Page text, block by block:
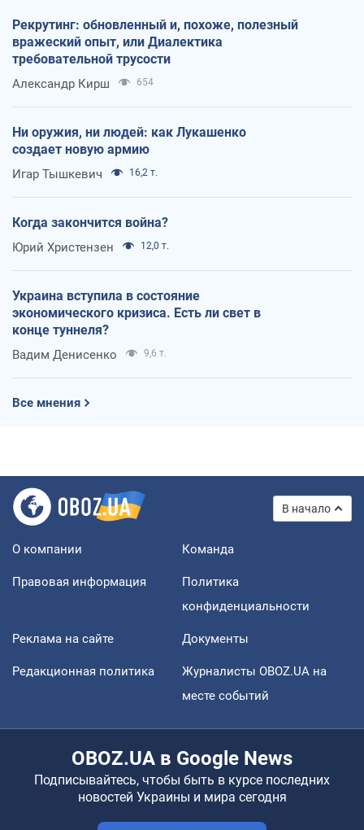
Рекрутинг: обновленный и, похоже, полезный
вражеский опыт, или Диалектика
требовательной трусости
Александр Кирш 654
Ни оружия, ни людей: как Лукашенко
создает новую армию
Игар Тышкевич 16,2 т.
Когда закончится война?
Юрий Христензен 12,0 т.
Украина вступила в состояние
экономического кризиса. Есть ли свет в
конце туннеля?
Вадим Денисенко 9,6 т.
Все мнения
В начало
О компании Команда
Правовая информация
Политика
конфиденциальности
Реклама на сайте Документы
Редакционная политика
Журналисты OBOZ.UA на
месте событий
OBOZ.UA в Google News
Подписывайтесь, чтобы быть в курсе последних
новостей Украины и мира сегодня